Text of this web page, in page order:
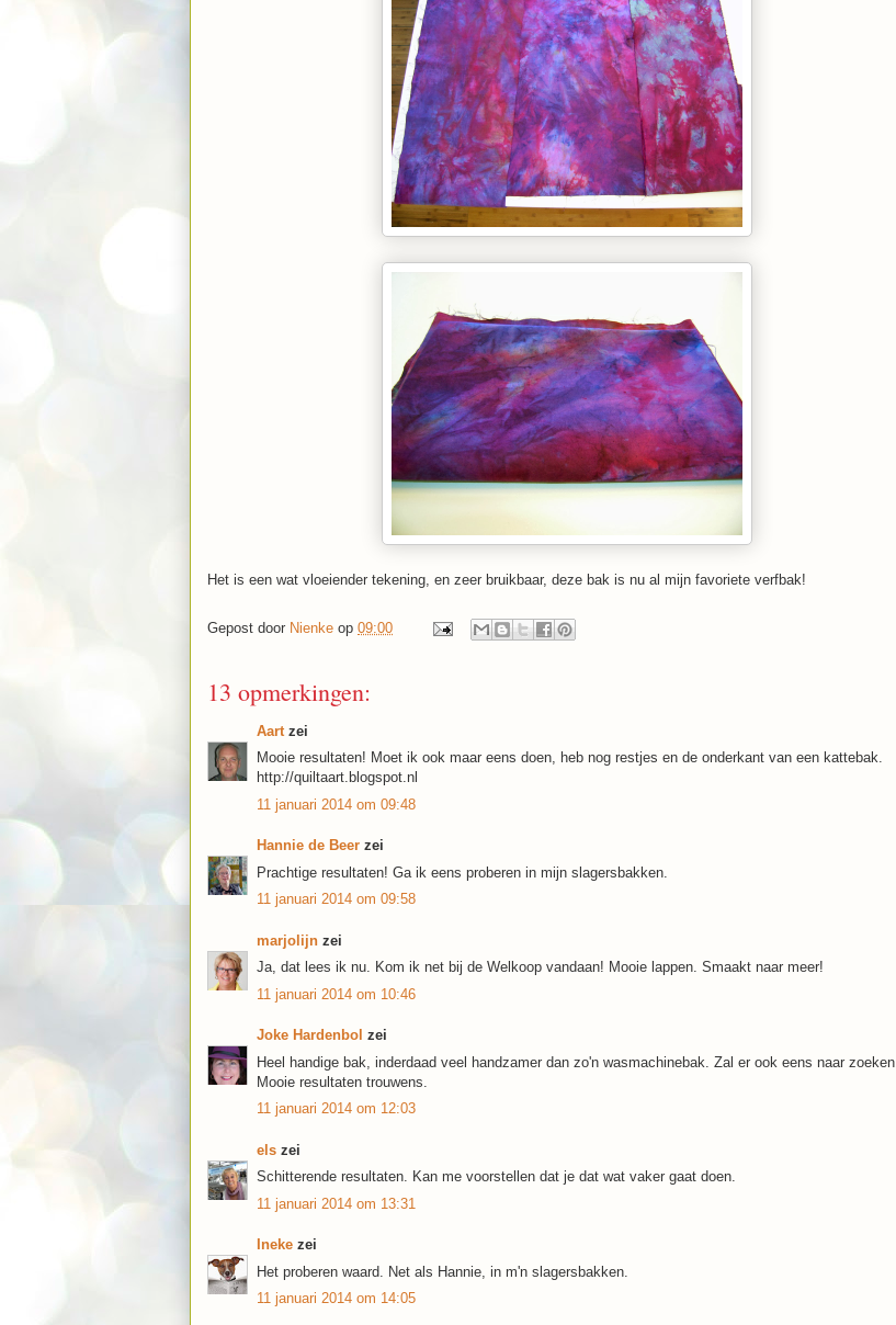
Het is een wat vloeiender tekening, en zeer bruikbaar, deze bak is nu al mijn favoriete verfbak!
Gepost door Nienke op 09:00
13 opmerkingen:
Aart zei
Mooie resultaten! Moet ik ook maar eens doen, heb nog restjes en de onderkant van een kattebak.
http://quiltaart.blogspot.nl
11 januari 2014 om 09:48
Hannie de Beer zei
Prachtige resultaten! Ga ik eens proberen in mijn slagersbakken.
11 januari 2014 om 09:58
marjolijn zei
Ja, dat lees ik nu. Kom ik net bij de Welkoop vandaan! Mooie lappen. Smaakt naar meer!
11 januari 2014 om 10:46
Joke Hardenbol zei
Heel handige bak, inderdaad veel handzamer dan zo'n wasmachinebak. Zal er ook eens naar zoeken.
Mooie resultaten trouwens.
11 januari 2014 om 12:03
els zei
Schitterende resultaten. Kan me voorstellen dat je dat wat vaker gaat doen.
11 januari 2014 om 13:31
Ineke zei
Het proberen waard. Net als Hannie, in m'n slagersbakken.
11 januari 2014 om 14:05